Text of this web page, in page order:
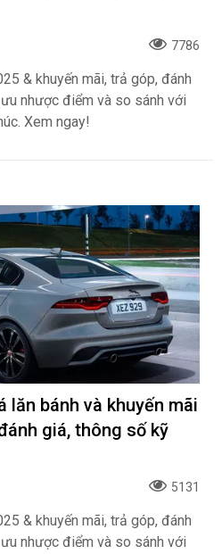
7786
& khuyến mãi, trả góp, đánh
nhược điểm và so sánh với
Xem ngay!
lăn bánh và khuyến mãi
giá, thông số kỹ
5131
& khuyến mãi, trả góp, đánh
nhược điểm và so sánh với